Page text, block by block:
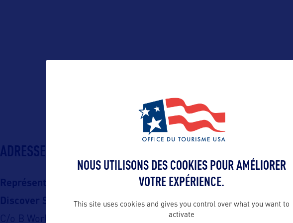
ALLEZ PLUS LOIN
ADRESSES
Représentation en France :
Discover South Carolina
C/o B World Communication
Contact pro
NOUS UTILISONS DES COOKIES POUR AMÉLIORER
VOTRE EXPÉRIENCE.
This site uses cookies and gives you control over what you want to
activate